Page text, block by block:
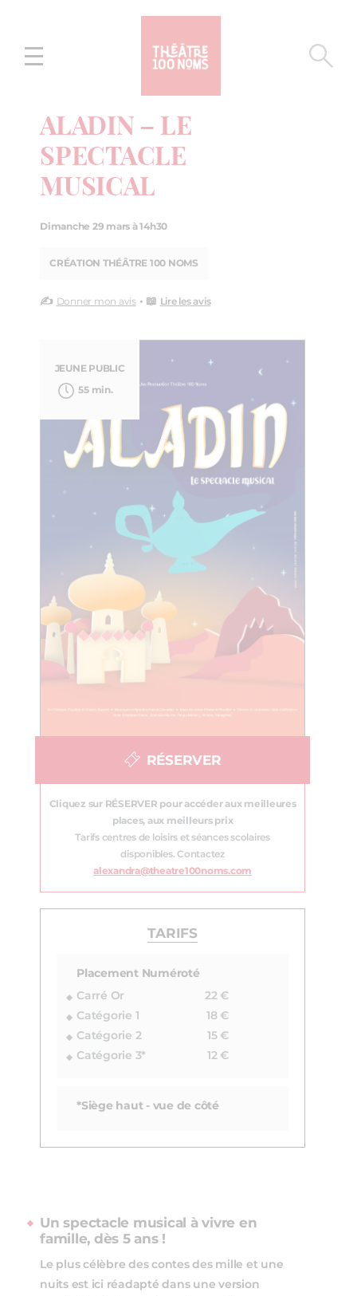
menu
ALADIN – LE
SPECTACLE
MUSICAL
Dimanche 29 mars à 14h30
CRÉATION THÉÂTRE 100 NOMS
✍️ Donner mon avis• 📖 Lire les avis
JEUNE PUBLIC
55 min.
RÉSERVER
Cliquez sur RÉSERVER pour accéder aux meilleures
places, aux meilleurs prix
Tarifs centres de loisirs et séances scolaires
disponibles. Contactez
alexandra@theatre100noms.com
TARIFS
Placement Numéroté
Carré Or
22 €
Catégorie 1
18 €
Catégorie 2
15 €
Catégorie 3*
12 €
*Siège haut - vue de côté
Un spectacle musical à vivre en
famille, dès 5 ans !
Le plus célèbre des contes des mille et une
nuits est ici réadapté dans une version